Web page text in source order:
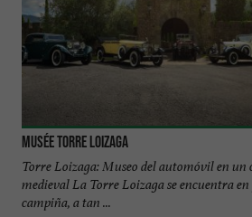
Musée Torre Loizaga
Torre Loizaga: Museo del automóvil en un
medieval La Torre Loizaga se encuentra
campiña, a tan ...